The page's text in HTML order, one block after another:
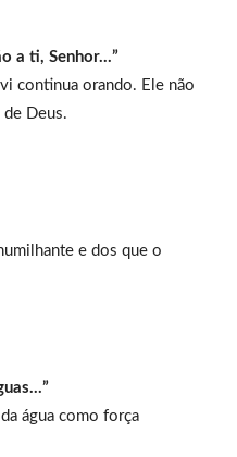
a ti, Senhor…”
continua orando. Ele não
Deus.
e dos que o
água como força